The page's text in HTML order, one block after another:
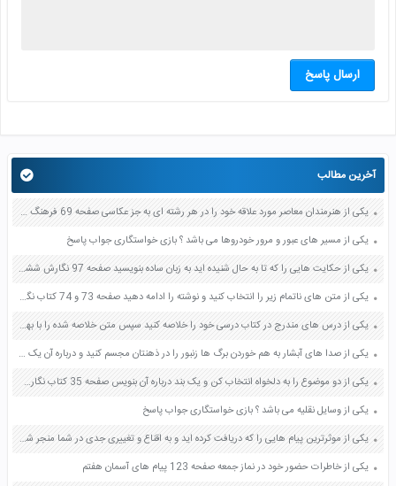
ارسال پاسخ
آخرین مطالب
یکی از هنرمندان معاصر مورد علاقه خود را در هر رشته ای به جز عکاسی صفحه 69 فرهنگ و هنر نهم
یکی از مسیر های عبور و مرور خودروها می باشد ؟ بازی خواستگاری جواب پاسخ
یکی از حکایت هایی را که تا به حال شنیده اید به زبان ساده بنویسید صفحه 97 نگارش ششم دبستان
یکی از متن های ناتمام زیر را انتخاب کنید و نوشته را ادامه دهید صفحه 73 و 74 کتاب نگارش فارسی پنجم دبستان
یکی از درس های مندرج در کتاب درسی خود را خلاصه کنید سپس متن خلاصه شده را با بهره گیری از روش های دسته بندی نمودار جدول نقشه مفهومی نشان دهید صفحه 118 نگارش یازدهم
یکی از صدا های آبشار به هم خوردن برگ ها زنبور را در ذهنتان مجسم کنید و درباره آن یک بند بنویسید صفحه 11 نگارش پنجم
یکی از دو موضوع را به دلخواه انتخاب کن و یک بند درباره آن بنویس صفحه 35 کتاب نگارش فارسی سوم
یکی از وسایل نقلیه می باشد ؟ بازی خواستگاری جواب پاسخ
یکی از موثرترین پیام هایی را که دریافت کرده اید و به اقناع و تغییری جدی در شما منجر شده است برسی کنید و علت این تاثیر گذاری قابل توجه را بنویسید صفحه 52 تفکر و سواد رسانه ای دهم
یکی از خاطرات حضور خود در نماز جمعه صفحه 123 پیام های آسمان هفتم